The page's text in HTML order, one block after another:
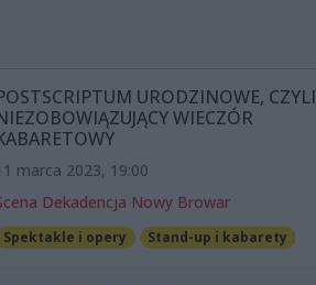
URODZINOWE, CZYLI
WIECZÓR
marca 2023, 19:00
Dekadencja Nowy Browar
Spektakle i opery Stand-up i kabarety